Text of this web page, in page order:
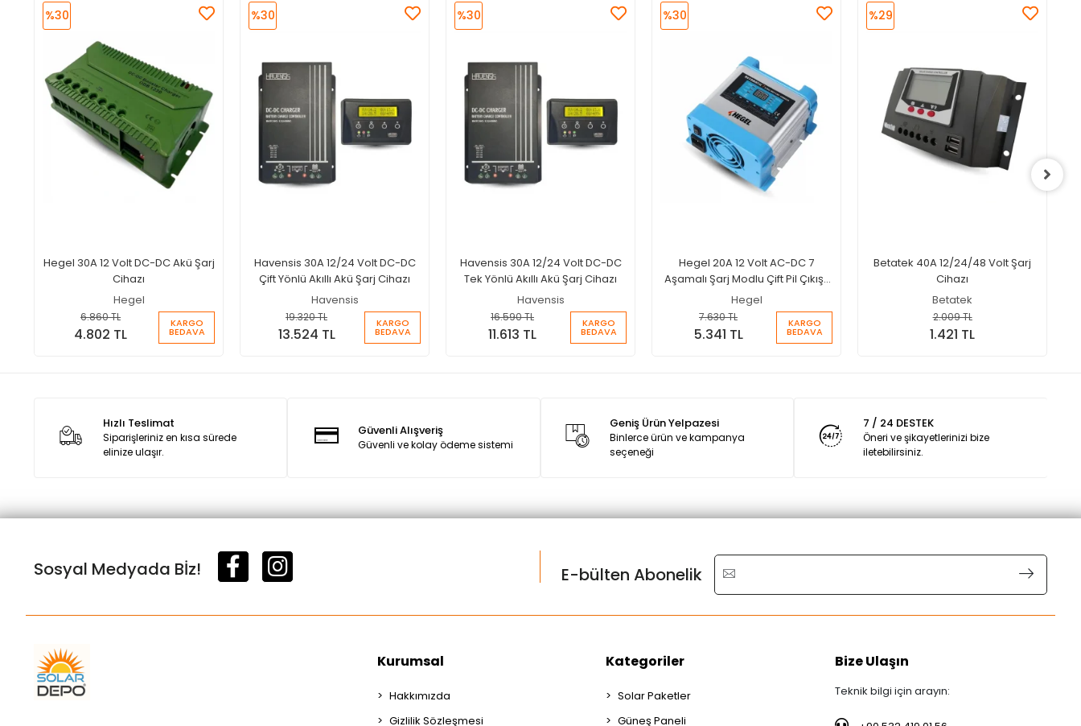
Hegel 30A 12 Volt DC-DC Akü Şarj
Cihazı
Hegel
%30
6.860 TL
4.802 TL
KARGO
BEDAVA
Havensis 30A 12/24 Volt DC-DC
Çift Yönlü Akıllı Akü Şarj Cihazı
Havensis
%30
19.320 TL
13.524 TL
KARGO
BEDAVA
Havensis 30A 12/24 Volt DC-DC
Tek Yönlü Akıllı Akü Şarj Cihazı
Havensis
%30
16.590 TL
11.613 TL
KARGO
BEDAVA
Hegel 20A 12 Volt AC-DC 7
Aşamalı Şarj Modlu Çift Pil Çıkışlı
Akü Şarj Cihazı
Hegel
%30
7.630 TL
5.341 TL
KARGO
BEDAVA
Betatek 40A 12/24/48 Volt Şarj
Cihazı
Betatek
%29
2.009 TL
1.421 TL
Hızlı Teslimat
Siparişleriniz en kısa sürede
elinize ulaşır.
Güvenli Alışveriş
Güvenli ve kolay ödeme sistemi
Geniş Ürün Yelpazesi
Binlerce ürün ve kampanya
seçeneği
7 / 24 DESTEK
Öneri ve şikayetlerinizi bize
iletebilirsiniz.
Sosyal Medyada Bİz! E-bülten Abonelik
Kurumsal
Hakkımızda
Gizlilik Sözleşmesi
Kategoriler
Solar Paketler
Güneş Paneli
Bize Ulaşın
Teknik bilgi için arayın: